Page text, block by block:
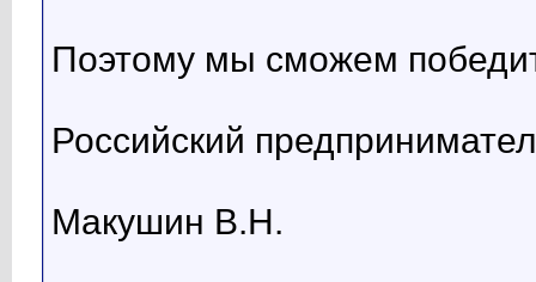
Поэтому мы сможем
Российский
Макушин В.Н.